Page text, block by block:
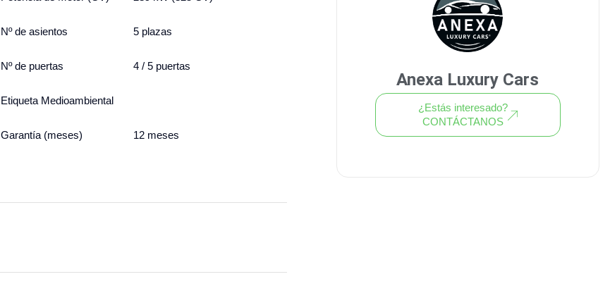
Nº de asientos 5 plazas
Nº de puertas 4 / 5 puertas
Etiqueta Medioambiental
Garantía (meses) 12 meses
Anexa Luxury Cars
¿Estás interesado?
CONTÁCTANOS